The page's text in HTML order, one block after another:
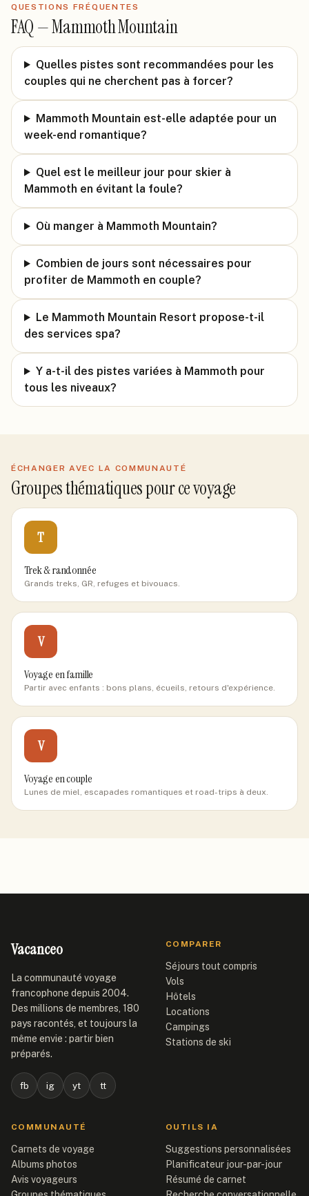
QUESTIONS FRÉQUENTES
FAQ —Mammoth Mountain
Quelles pistes sont recommandées pour les
couples qui ne cherchent pas à forcer?
Mammoth Mountain est-elle adaptée pour un
week-end romantique?
Quel est le meilleur jour pour skier à
Mammoth en évitant la foule?
Où manger à Mammoth Mountain?
Combien de jours sont nécessaires pour
profiter de Mammoth en couple?
Le Mammoth Mountain Resort propose-t-il
des services spa?
Y a-t-il des pistes variées à Mammoth pour
tous les niveaux?
ÉCHANGER AVEC LA COMMUNAUTÉ
Groupes thématiques pour ce voyage
T
Trek & randonnée
Grands treks, GR, refuges et bivouacs.
V
Voyage en famille
Partir avec enfants : bons plans, écueils, retours d'expérience.
V
Voyage en couple
Lunes de miel, escapades romantiques et road-trips à deux.
Vacanceo
La communauté voyage
francophone depuis 2004.
Des millions de membres, 180
pays racontés, et toujours la
même envie : partir bien
préparés.
fb ig yt tt
COMPARER
Séjours tout compris
Vols
Hôtels
Locations
Campings
Stations de ski
COMMUNAUTÉ
Carnets de voyage
Albums photos
Avis voyageurs
OUTILS IA
Suggestions personnalisées
Planificateur jour-par-jour
Résumé de carnet